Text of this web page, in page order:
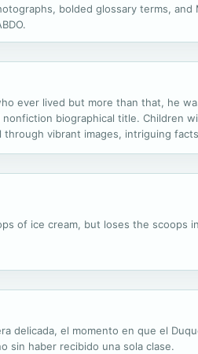
bolded glossary terms, and
ever lived but more than that, he
biographical title. Children
vibrant images, intriguing
of ice cream, but loses the scoops
delicada, el momento en que el
sin haber recibido una sola clase.